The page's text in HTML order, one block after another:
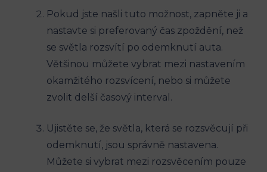
Pokud jste našli tuto možnost, zapněte ji a
nastavte si preferovaný čas zpoždění, než
se světla rozsvítí po odemknutí auta.
Většinou můžete vybrat mezi nastavením
okamžitého rozsvícení, nebo si můžete
zvolit delší časový interval.
Ujistěte se, že světla, která se rozsvěcují při
odemknutí, jsou správně nastavena.
Můžete si vybrat mezi rozsvěcením pouze